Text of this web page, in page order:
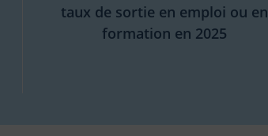
taux de sortie en emploi ou en
formation en 2025